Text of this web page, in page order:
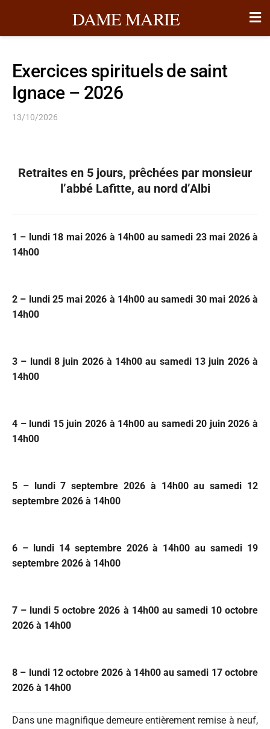
DAME MARIE
Exercices spirituels de saint
Ignace – 2026
13/10/2026
Retraites en 5 jours, prêchées par monsieur
l’abbé Lafitte, au nord d’Albi
1 – lundi 18 mai 2026 à 14h00 au samedi 23 mai 2026 à
14h00
2 – lundi 25 mai 2026 à 14h00 au samedi 30 mai 2026 à
14h00
3 – lundi 8 juin 2026 à 14h00 au samedi 13 juin 2026 à
14h00
4 – lundi 15 juin 2026 à 14h00 au samedi 20 juin 2026 à
14h00
5 – lundi 7 septembre 2026 à 14h00 au samedi 12
septembre 2026 à 14h00
6 – lundi 14 septembre 2026 à 14h00 au samedi 19
septembre 2026 à 14h00
7 – lundi 5 octobre 2026 à 14h00 au samedi 10 octobre
2026 à 14h00
8 – lundi 12 octobre 2026 à 14h00 au samedi 17 octobre
2026 à 14h00
Dans une magnifique demeure entièrement remise à neuf,